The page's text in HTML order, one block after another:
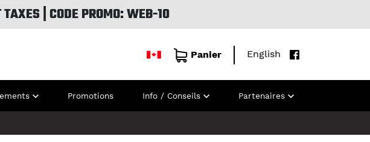
| CODE PROMO: WEB-10
Panier English
Promotions Info / Conseils Partenaires